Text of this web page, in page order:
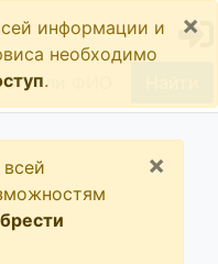
информации и
необходимо
.
×
×